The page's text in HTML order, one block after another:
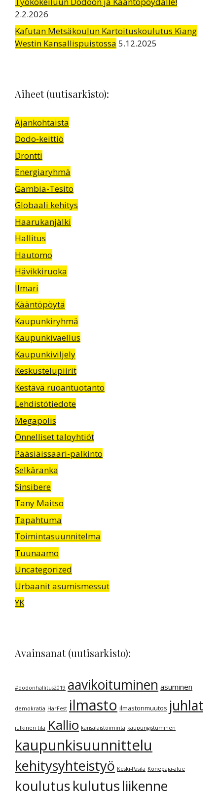
2.2.2026
Kafutan Metsäkoulun Kartoituskoulutus Kiang
Westin Kansallispuistossa 5.12.2025
Aiheet (uutisarkisto):
Ajankohtaista
Dodo-keittiö
Drontti
Energiaryhmä
Gambia-Tesito
Globaali kehitys
Haarukanjälki
Hallitus
Hautomo
Hävikkiruoka
Ilmari
Kääntöpöytä
Kaupunkiryhmä
Kaupunkivaellus
Kaupunkiviljely
Keskustelupiirit
Kestävä ruoantuotanto
Lehdistötiedote
Megapolis
Onnelliset taloyhtiöt
Pääsiäissaari-palkinto
Selkäranka
Sinsibere
Tany Maitso
Tapahtuma
Toimintasuunnitelma
Tuunaamo
Uncategorized
Urbaanit asumismessut
YK
Avainsanat (uutisarkisto):
#dodonhallitus2019 aavikoituminen asuminen
demokratia HarFest ilmasto ilmastonmuutos juhlat
julkinen tila Kallio kansalaistoiminta kaupungistuminen
kaupunkisuunnittelu
kehitysyhteistyö Keski-Pasila Konepaja-alue
koulutuskulutusliikenne